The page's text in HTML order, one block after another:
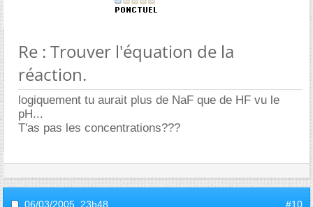
Re : Trouver l'équation de la
réaction.
logiquement tu aurait plus de NaF que de HF vu le
pH...
T'as pas les concentrations???
06/03/2005, 23h48 #10